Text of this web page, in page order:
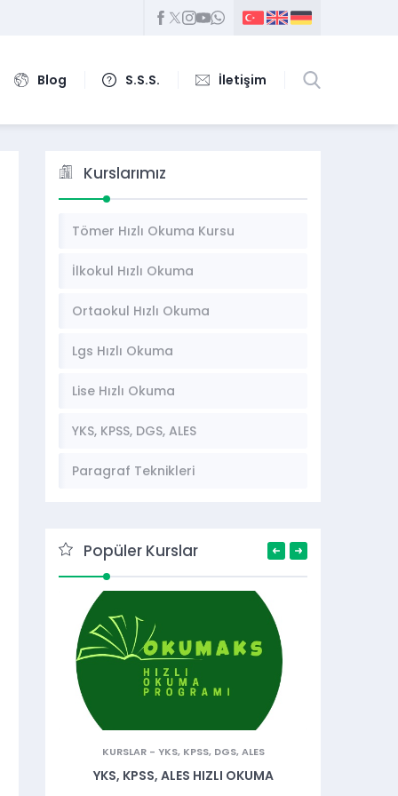
Blog S.S.S. İletişim
Kurslarımız
Tömer Hızlı Okuma Kursu
İlkokul Hızlı Okuma
Ortaokul Hızlı Okuma
Lgs Hızlı Okuma
Lise Hızlı Okuma
YKS, KPSS, DGS, ALES
Paragraf Teknikleri
Popüler Kurslar
HIZLI OKUMA KURSU-KURSLAR
TÖMER HIZLI OKUMA KURSU